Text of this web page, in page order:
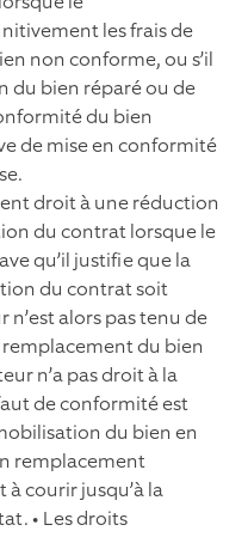
les frais de
non conforme, ou s’il
du bien réparé ou de
du bien
de mise en conformité
droit à une réduction
du contrat lorsque le
qu’il justiﬁe que la
du contrat soit
alors pas tenu de
du bien
n’a pas droit à la
de conformité est
du bien en
remplacement
courir jusqu’à la
• Les droits